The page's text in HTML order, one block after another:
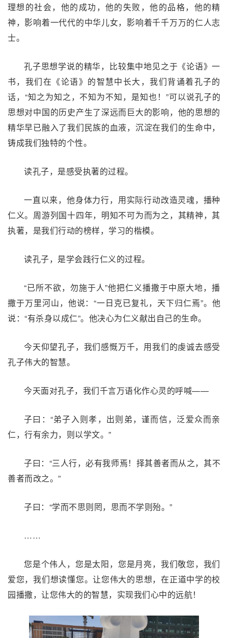
理想的社会，他的成功，他的失败，他的品格，他的精
神，影响着一代代的中华儿女，影响着千千万万的仁人志
士。
孔子思想学说的精华，比较集中地见之于《论语》一
书，我们在《论语》的智慧中长大，我们背诵着孔子的
话，“知之为知之，不知为不知，是知也！”可以说孔子的
思想对中国的历史产生了深远而巨大的影响，他的思想的
精华早已融入了我们民族的血液，沉淀在我们的生命中，
铸成我们独特的个性。
读孔子，是感受执著的过程。
一直以来，他身体力行，用实际行动改造灵魂，播种
仁义。周游列国十四年，明知不可为而为之，其精神，其
执著，是我们行动的榜样，学习的楷模。
读孔子，是学会践行仁义的过程。
“已所不欲，勿施于人”他把仁义播撒于中原大地，播
撒于万里河山，他说：“一日克已复礼，天下归仁焉”。他
说：“有杀身以成仁”。他决心为仁义献出自己的生命。
今天仰望孔子，我们感慨万千，用我们的虔诚去感受
孔子伟大的智慧。
今天面对孔子，我们千言万语化作心灵的呼喊——
子曰：“弟子入则孝，出则弟，谨而信，泛爱众而亲
仁，行有余力，则以学文。”
子曰：“三人行，必有我师焉！择其善者而从之，其不
善者而改之。”
子曰：“学而不思则罔，思而不学则殆。”
……
您是个伟人，您是太阳，您是月亮，我们敬您，我们
爱您，我们想读懂您。让您伟大的思想，在正道中学的校
园播撒，让您伟大的的智慧，实现我们心中的远航！